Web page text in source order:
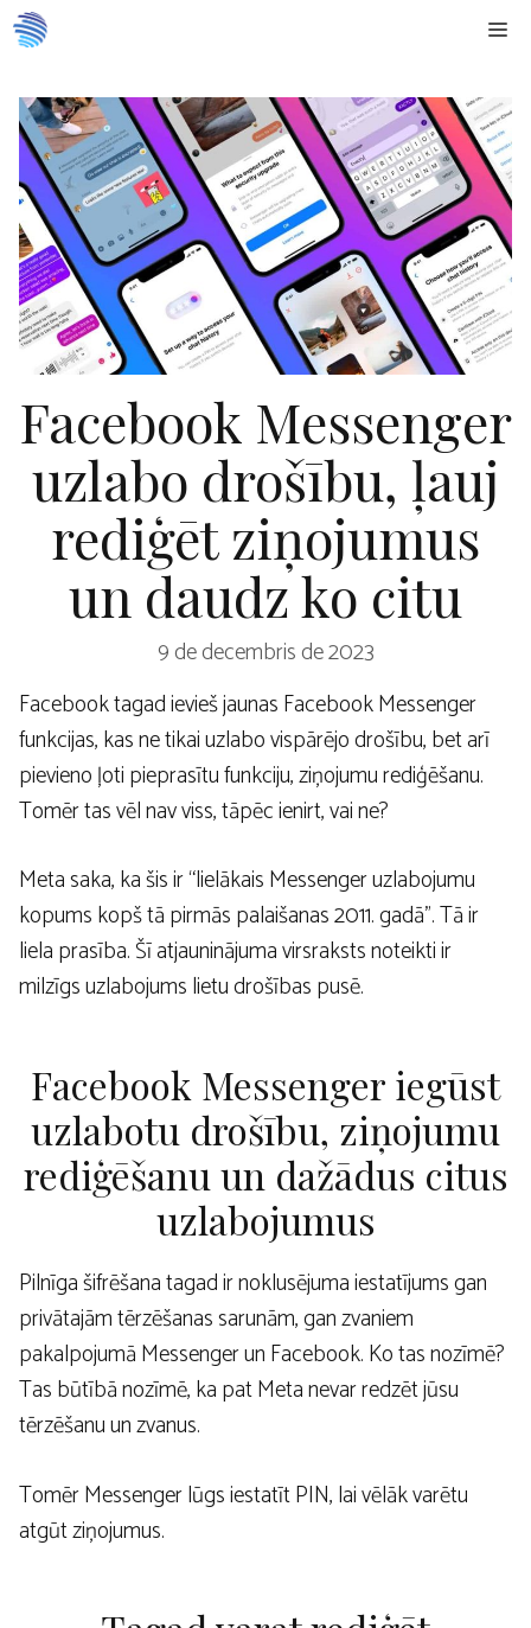
Doties
uz
Facebook Messenger
uzlabo drošību, ļauj
rediģēt ziņojumus
un daudz ko citu
9 de decembris de 2023
Facebook tagad ievieš jaunas Facebook Messenger
funkcijas, kas ne tikai uzlabo vispārējo drošību, bet arī
pievieno ļoti pieprasītu funkciju, ziņojumu rediģēšanu.
Tomēr tas vēl nav viss, tāpēc ienirt, vai ne?
Meta saka, ka šis ir “lielākais Messenger uzlabojumu
kopums kopš tā pirmās palaišanas 2011. gadā”. Tā ir
liela prasība. Šī atjauninājuma virsraksts noteikti ir
milzīgs uzlabojums lietu drošības pusē.
Facebook Messenger iegūst
uzlabotu drošību, ziņojumu
rediģēšanu un dažādus citus
uzlabojumus
Pilnīga šifrēšana tagad ir noklusējuma iestatījums gan
privātajām tērzēšanas sarunām, gan zvaniem
pakalpojumā Messenger un Facebook. Ko tas nozīmē?
Tas būtībā nozīmē, ka pat Meta nevar redzēt jūsu
tērzēšanu un zvanus.
Tomēr Messenger lūgs iestatīt PIN, lai vēlāk varētu
atgūt ziņojumus.